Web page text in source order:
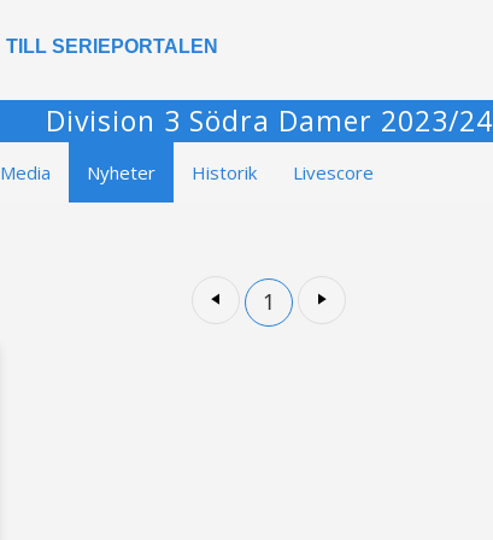
TILL SERIEPORTALEN
Division 3 Södra Damer 2023/24
Media Nyheter Historik Livescore
1